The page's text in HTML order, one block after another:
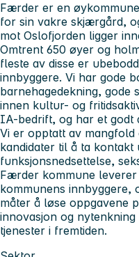
Færder er en
for sin vakre skjærgård,
mot Oslofjorden ligger
Omtrent 650 øyer og
fleste av disse er
innbyggere. Vi har gode
barnehagedekning, gode
innen kultur- og
IA-bedrift, og har et godt
Vi er opptatt av
kandidater til å ta kontakt
funksjonsnedsettelse,
Færder kommune
kommunens innbyggere,
måter å løse oppgavene
innovasjon og
tjenester i fremtiden.